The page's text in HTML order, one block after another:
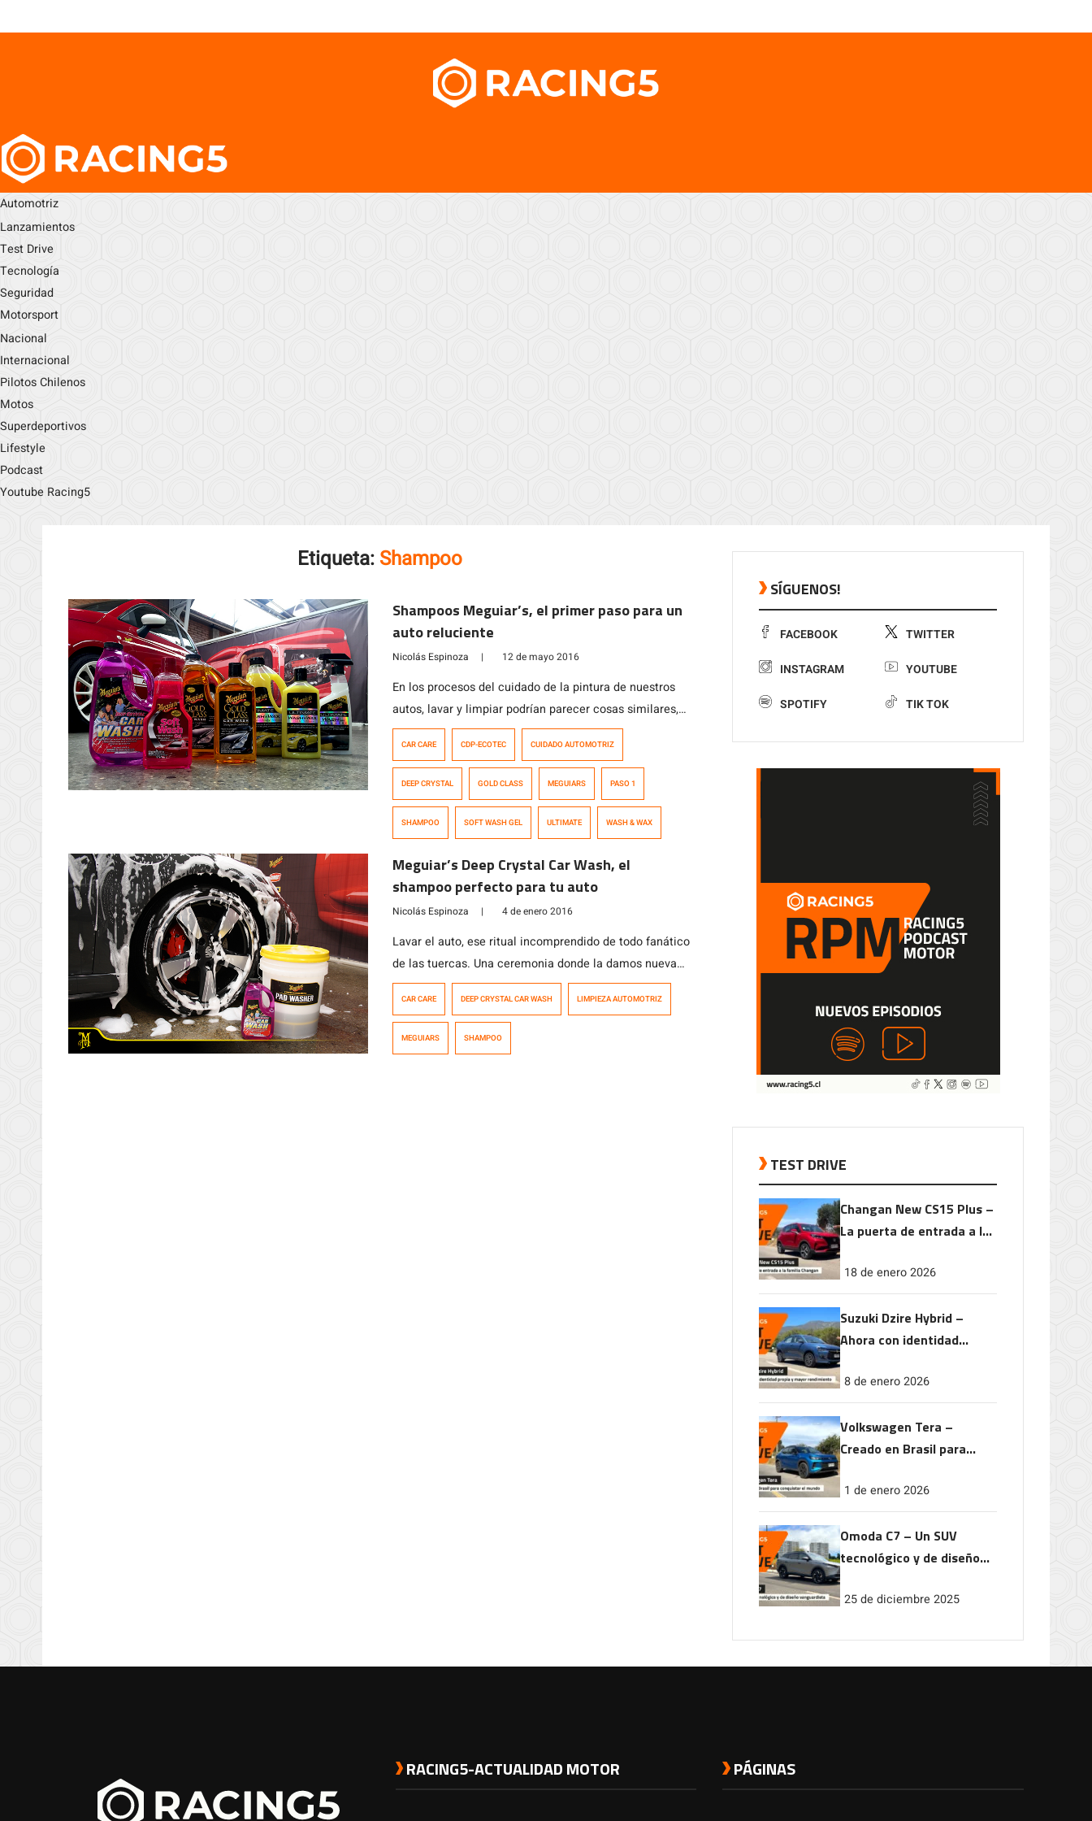
Automotriz
Lanzamientos
Test Drive
Tecnología
Seguridad
Motorsport
Nacional
Internacional
Pilotos Chilenos
Motos
Superdeportivos
Lifestyle
Podcast
Youtube Racing5
Etiqueta: Shampoo
Shampoos Meguiar’s, el primer paso para un
auto reluciente
Nicolás Espinoza | 12 de mayo 2016
En los procesos del cuidado de la pintura de nuestros
autos, lavar y limpiar podrían parecer cosas similares,
pero demostraremos que no lo son. Mientras lavar se
etc. El paso de limpiar la superficie tiende a ser un […]
CAR CARE CDP-ECOTEC CUIDADO AUTOMOTRIZ
DEEP CRYSTAL GOLD CLASS MEGUIARS PASO 1
SHAMPOO SOFT WASH GEL ULTIMATE WASH & WAX
Meguiar’s Deep Crystal Car Wash, el
shampoo perfecto para tu auto
Nicolás Espinoza | 4 de enero 2016
Lavar el auto, ese ritual incomprendido de todo fanático
de las tuercas. Una ceremonia donde la damos nueva
vida a nuestro automóvil haciendo que vuelva a brillar
todo bien, por lo mismo como en Racing5 amamos […]
CAR CARE DEEP CRYSTAL CAR WASH LIMPIEZA AUTOMOTRIZ
MEGUIARS SHAMPOO
SÍGUENOS!
FACEBOOK TWITTER
INSTAGRAM YOUTUBE
SPOTIFY TIK TOK
TEST DRIVE
Changan New CS15 Plus –
La puerta de entrada a la
18 de enero 2026
Suzuki Dzire Hybrid –
Ahora con identidad
rendimiento
8 de enero 2026
Volkswagen Tera –
Creado en Brasil para
1 de enero 2026
Omoda C7 – Un SUV
tecnológico y de diseño
25 de diciembre 2025
RACING5-ACTUALIDAD MOTOR PÁGINAS